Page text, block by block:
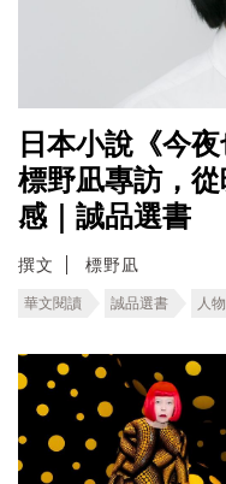
日本小說《今
標野凪專訪，
感｜誠品選書
撰文 標野凪
華文閱讀 誠品選書 人